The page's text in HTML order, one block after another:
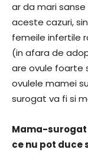
ar da mari
aceste cazuri,
femeile infertile
(in afara de
are ovule foarte
ovulele mamei
surogat va fi si
Mama-
ce nu pot duce